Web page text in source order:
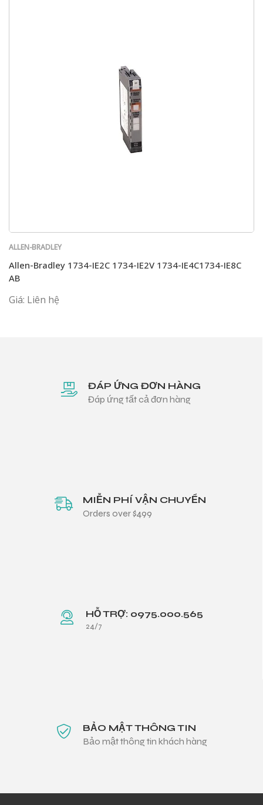
ALLEN-BRADLEY
Allen-Bradley 1734-IE2C 1734-IE2V 1734-IE4C1734-IE8C
AB
Giá: Liên hệ
ĐÁP ỨNG ĐƠN HÀNG
Đáp ứng tất cả đơn hàng
MIỄN PHÍ VẬN CHUYỂN
Orders over $499
HỖ TRỢ: 0975.000.565
24/7
BẢO MẬT THÔNG TIN
Bảo mật thông tin khách hàng